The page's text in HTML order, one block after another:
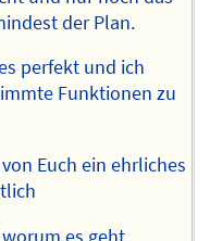
der Plan.
perfekt und ich
Funktionen zu
Euch ein ehrliches